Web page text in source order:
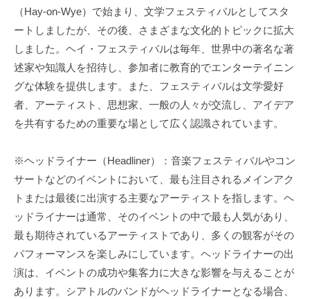
（Hay-on-Wye）で始まり、文学フェスティバルとしてスタ
ートしましたが、その後、さまざまな文化的トピックに拡大
しました。ヘイ・フェスティバルは毎年、世界中の著名な著
述家や知識人を招待し、参加者に教育的でエンターテイニン
グな体験を提供します。また、フェスティバルは文学愛好
者、アーティスト、思想家、一般の人々が交流し、アイデア
を共有するための重要な場として広く認識されています。
※ヘッドライナー（Headliner）：音楽フェスティバルやコン
サートなどのイベントにおいて、最も注目されるメインアク
トまたは最後に出演する主要なアーティストを指します。ヘ
ッドライナーは通常、そのイベントの中で最も人気があり、
最も期待されているアーティストであり、多くの観客がその
パフォーマンスを楽しみにしています。ヘッドライナーの出
演は、イベントの成功や集客力に大きな影響を与えることが
あります。シアトルのバンドがヘッドライナーとなる場合、